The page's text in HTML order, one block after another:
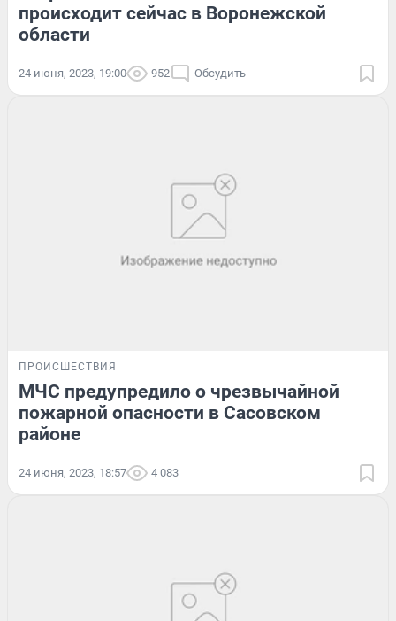
происходит сейчас в Воронежской
области
24 июня, 2023, 19:00 952 Обсудить
ПРОИСШЕСТВИЯ
МЧС предупредило о чрезвычайной
пожарной опасности в Сасовском
районе
24 июня, 2023, 18:57 4 083